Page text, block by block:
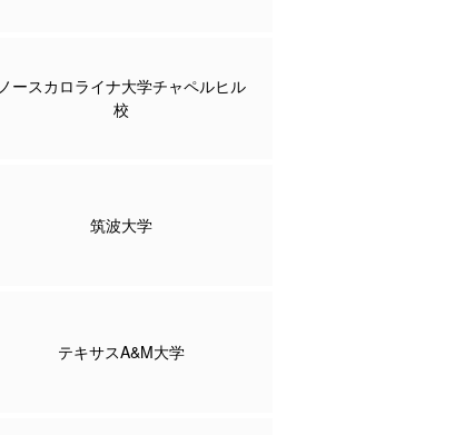
ノースカロライナ大学チャペルヒル
校
筑波大学
テキサスA&M大学